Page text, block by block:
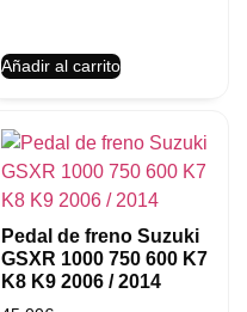
Añadir al carrito
Pedal de freno Suzuki
GSXR 1000 750 600 K7
K8 K9 2006 / 2014